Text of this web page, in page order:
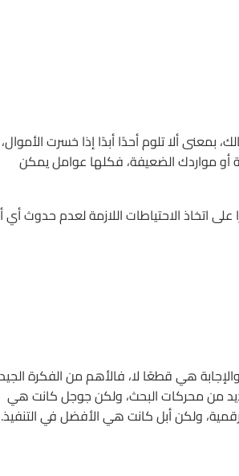
ألا تلوم أحدًا أبدًا إذا خسرت الأموال،
أو مواردك الضعيفة، فكلها عوامل يمكن
اتخاذ الاحتياطات اللازمة لعدم حدوث أي
هي قطعًا لا، فالأهم من الفكرة
من محركات البحث، ولكن جوجل كانت هي
ولكن أبل كانت هي الأفضل في التنفيذ.